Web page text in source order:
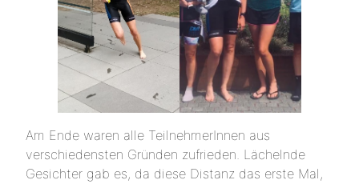
Am Ende waren alle TeilnehmerInnen aus
verschiedensten Gründen zufrieden. Lächelnde
Gesichter gab es, da diese Distanz das erste Mal,